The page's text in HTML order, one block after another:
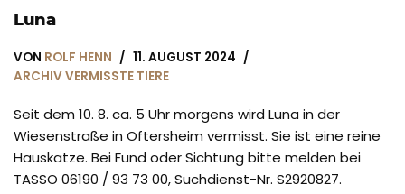
Luna
VON ROLF HENN
11. AUGUST 2024
ARCHIV VERMISSTE TIERE
Seit dem 10. 8. ca. 5 Uhr morgens wird Luna in der
Wiesenstraße in Oftersheim vermisst. Sie ist eine reine
Hauskatze. Bei Fund oder Sichtung bitte melden bei
TASSO 06190 / 93 73 00, Suchdienst-Nr. S2920827.